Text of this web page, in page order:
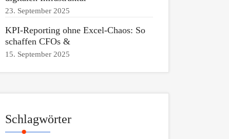
23. September 2025
KPI-Reporting ohne Excel-Chaos: So
schaffen CFOs &
15. September 2025
Schlagwörter